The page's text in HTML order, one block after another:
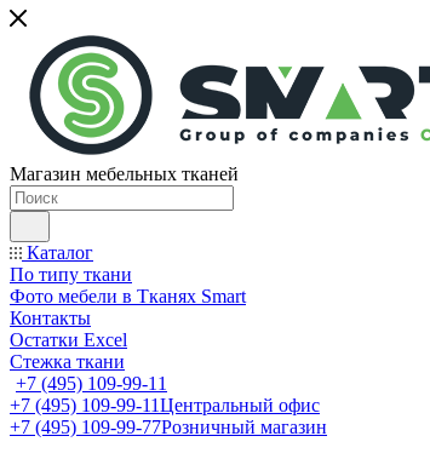
Магазин мебельных тканей
Каталог
По типу ткани
Фото мебели в Тканях Smart
Контакты
Остатки Excel
Стежка ткани
+7 (495) 109-99-11
+7 (495) 109-99-11Центральный офис
+7 (495) 109-99-77Розничный магазин